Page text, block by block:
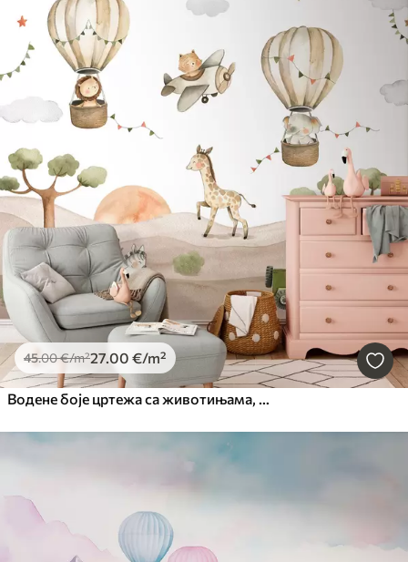
45.00€/m²27.00 €/m²
Водене боје цртежа са животињама, балонима, равнином и аутомобилом